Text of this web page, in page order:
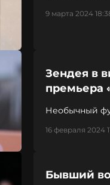
9 марта 2024
Зендея в
премьера
Необычный
16 февраля 2024
Бывший